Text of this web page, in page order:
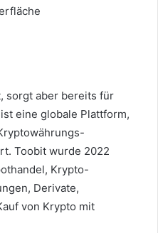
sorgt aber bereits für
ist eine globale Plattform,
Toobit wurde 2022
Krypto-
Derivate,
von Krypto mit